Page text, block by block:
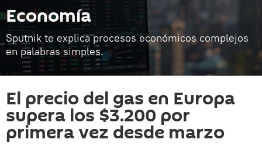
Economía
Sputnik te explica procesos económicos complejos
en palabras simples.
El precio del gas en Europa
supera los $3.200 por
primera vez desde marzo